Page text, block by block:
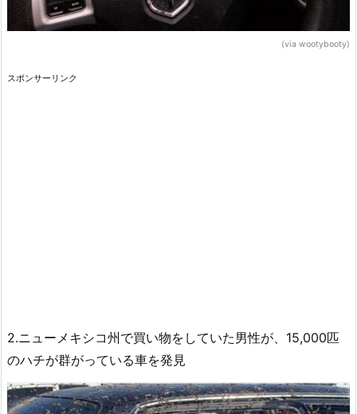
(via wootybooty)
スポンサーリンク
2.ニューメキシコ州で買い物をしていた男性が、15,000匹
のハチが群がっている車を発見